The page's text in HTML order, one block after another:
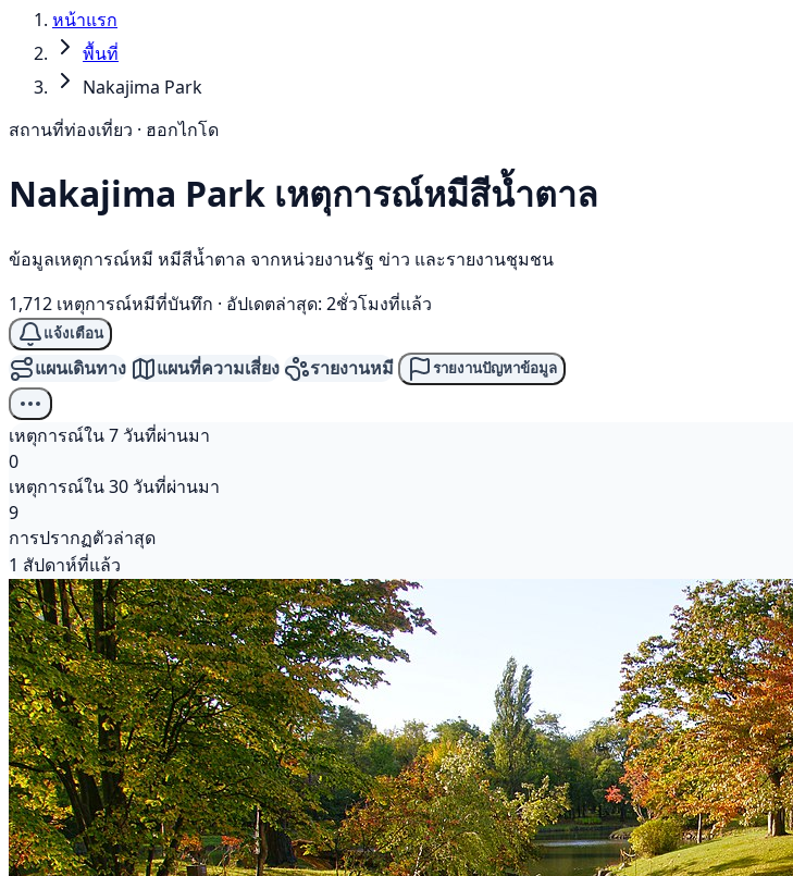
หน้าแรก
พื้นที่
Nakajima Park
สถานที่ท่องเที่ยว · ฮอกไกโด
Nakajima Park เหตุการณ์หมีสีน้ำตาล
ข้อมูลเหตุการณ์หมี หมีสีน้ำตาล จากหน่วยงานรัฐ ข่าว และรายงานชุมชน
1,712 เหตุการณ์หมีที่บันทึก · อัปเดตล่าสุด: 2ชั่วโมงที่แล้ว
แจ้งเตือน
แผนเดินทาง แผนที่ความเสี่ยง รายงานหมี รายงานปัญหาข้อมูล
เหตุการณ์ใน 7 วันที่ผ่านมา
0
เหตุการณ์ใน 30 วันที่ผ่านมา
9
การปรากฏตัวล่าสุด
1 สัปดาห์ที่แล้ว